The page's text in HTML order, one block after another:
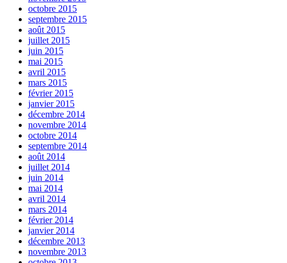
octobre 2015
septembre 2015
août 2015
juillet 2015
juin 2015
mai 2015
avril 2015
mars 2015
février 2015
janvier 2015
décembre 2014
novembre 2014
octobre 2014
septembre 2014
août 2014
juillet 2014
juin 2014
mai 2014
avril 2014
mars 2014
février 2014
janvier 2014
décembre 2013
novembre 2013